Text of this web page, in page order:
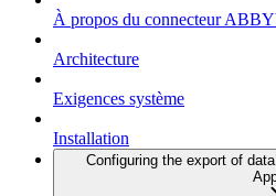
À propos du connecteur
Architecture
Exigences système
Installation
Configuring the export of